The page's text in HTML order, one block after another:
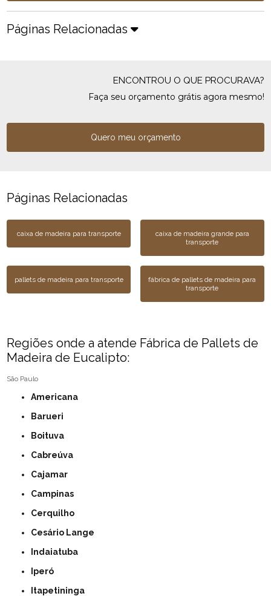
Páginas Relacionadas
ENCONTROU O QUE PROCURAVA?
Faça seu orçamento grátis agora mesmo!
Quero meu orçamento
Páginas Relacionadas
caixa de madeira para transporte
caixa de madeira grande para
transporte
pallets de madeira para transporte
fábrica de pallets de madeira para
transporte
Regiões onde a atende Fábrica de Pallets de
Madeira de Eucalipto:
São Paulo
Americana
Barueri
Boituva
Cabreúva
Cajamar
Campinas
Cerquilho
Cesário Lange
Indaiatuba
Iperó
Itapetininga